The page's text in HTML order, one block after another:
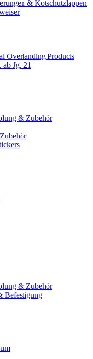
& Kotschutzlappen
Overlanding Products
Jg. 21
& Zubehör
& Zubehör
Befestigung